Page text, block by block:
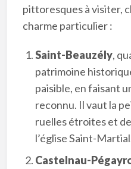
pittoresques à visiter,
charme particulier :
Saint-Beauzély,
patrimoine
paisible, en faisant
reconnu. Il vaut la
ruelles étroites et
l’église Saint-
Castelnau-